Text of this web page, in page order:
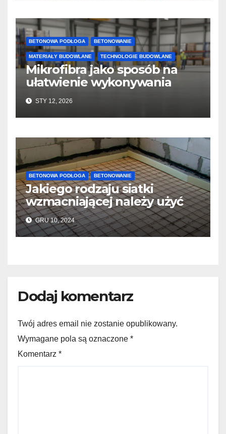
BETONOWA PODŁOGA BETONOWANIE
MATERIAŁY BUDOWLANE TECHNOLOGIE BUDOWLANE
Mikrofibra jako sposób na
ułatwienie wykonywania
posadzek betonowych i
konstrukcji
STY 12, 2026
BETONOWA PODŁOGA BETONOWANIE
Jakiego rodzaju siatki
wzmacniającej należy użyć
do wylewek podłogowych?
GRU 10, 2024
Dodaj komentarz
Twój adres email nie zostanie opublikowany.
Wymagane pola są oznaczone *
Komentarz *